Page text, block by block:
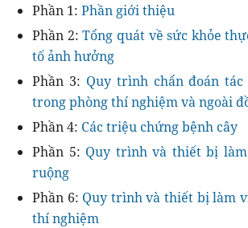
Phần 1: Phần giới thiệu
Phần 2:Tổng quát về sức khỏe
tố ảnh hưởng
Phần 3: Quy trình chẩn đoán
trong phòng thí nghiệm và ngoài
Phần 4: Các triệu chứng bệnh cây
Phần 5: Quy trình và thiết bị
ruộng
Phần 6: Quy trình và thiết bị làm
thí nghiệm